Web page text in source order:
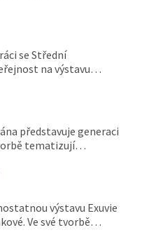
se Střední
na výstavu…
představuje generaci
tematizují…
výstavu Exuvie
Ve své tvorbě…